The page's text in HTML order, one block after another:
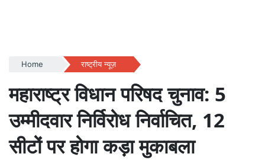
Home राष्ट्रीय न्यूज़
महाराष्ट्र विधान परिषद चुनाव: 5
उम्मीदवार निर्विरोध निर्वाचित, 12
सीटों पर होगा कड़ा मुकाबला